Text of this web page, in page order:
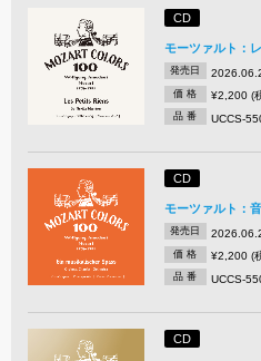
CD
モーツァルト：
発売日
価 格 ¥2,200 (
品 番 UCCS-
CD
モーツァルト：
発売日
価 格 ¥2,200 (
品 番 UCCS-
CD